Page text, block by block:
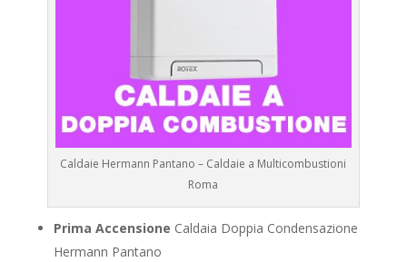
Caldaie Hermann Pantano – Caldaie a Multicombustioni
Roma
Prima Accensione Caldaia Doppia Condensazione
Hermann Pantano